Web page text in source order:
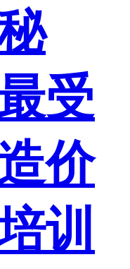
受
价
训